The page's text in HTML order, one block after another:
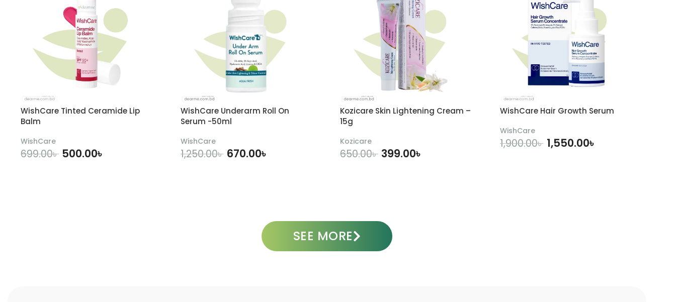
WishCare Tinted Ceramide Lip
Balm
WishCare
699.00৳ 500.00৳
WishCare Underarm Roll On
Serum -50ml
WishCare
1,250.00৳ 670.00৳
Kozicare Skin Lightening Cream –
15g
Kozicare
650.00৳ 399.00৳
WishCare Hair Growth Serum
WishCare
1,900.00৳ 1,550.00৳
SEE MORE